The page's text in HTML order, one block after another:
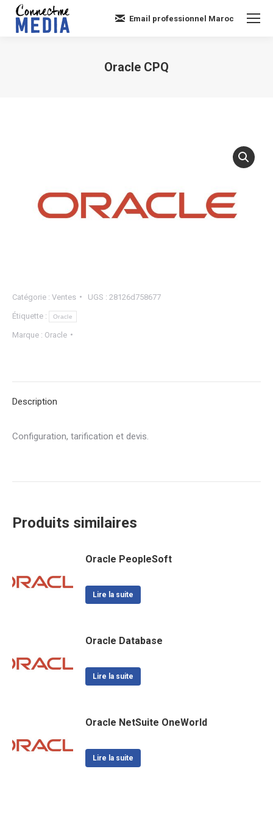
Email professionnel Maroc
Oracle CPQ
Catégorie : Ventes UGS : 28126d758677
Étiquette : Oracle
Marque : Oracle
Description
Configuration, tarification et devis.
Produits similaires
Oracle PeopleSoft
Lire la suite
Oracle Database
Lire la suite
Oracle NetSuite OneWorld
Lire la suite